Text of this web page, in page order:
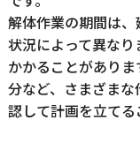
解体作業の期間は
状況によって異な
かかることがあり
分など、さまざま
認して計画を立てる